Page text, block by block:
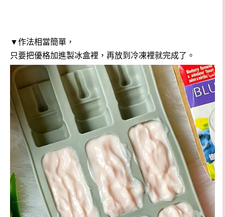
▼作法相當簡單，
只要把優格加進製冰盒裡，再放到冷凍裡就完成了。